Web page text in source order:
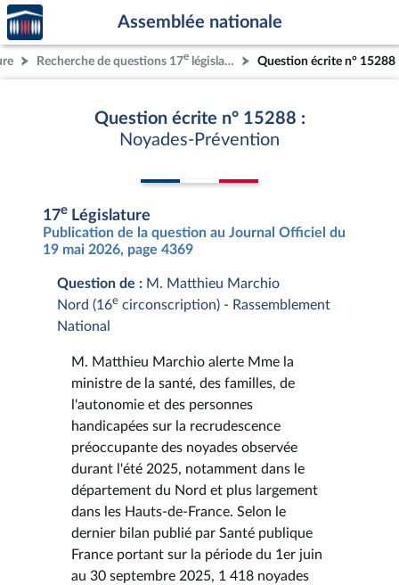
Aller au contenu
Aller en bas de la page
Accèder
à la
page
d'accueil
Assemblée nationale
Recherche de questions 17e législature Question écrite n° 15288
Question écrite n° 15288 :
Noyades-Prévention
17e Législature
Publication de la question au Journal Officiel du
19 mai 2026, page 4369
Question de : M. Matthieu Marchio
Nord (16e circonscription) - Rassemblement
National
M. Matthieu Marchio alerte Mme la
ministre de la santé, des familles, de
l'autonomie et des personnes
handicapées sur la recrudescence
préoccupante des noyades observée
durant l'été 2025, notamment dans le
département du Nord et plus largement
dans les Hauts-de-France. Selon le
dernier bilan publié par Santé publique
France portant sur la période du 1er juin
au 30 septembre 2025, 1 418 noyades